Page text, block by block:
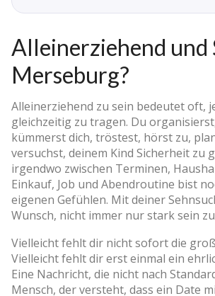
Alleinerziehend und
Merseburg?
Alleinerziehend zu sein bedeutet oft,
gleichzeitig zu tragen. Du
kümmerst dich, tröstest, hörst zu,
versuchst, deinem Kind Sicherheit zu
irgendwo zwischen Terminen,
Einkauf, Job und Abendroutine bist
eigenen Gefühlen. Mit deiner
Wunsch, nicht immer nur stark sein
Vielleicht fehlt dir nicht sofort die
Vielleicht fehlt dir erst einmal ein
Eine Nachricht, die nicht nach
Mensch, der versteht, dass ein Date